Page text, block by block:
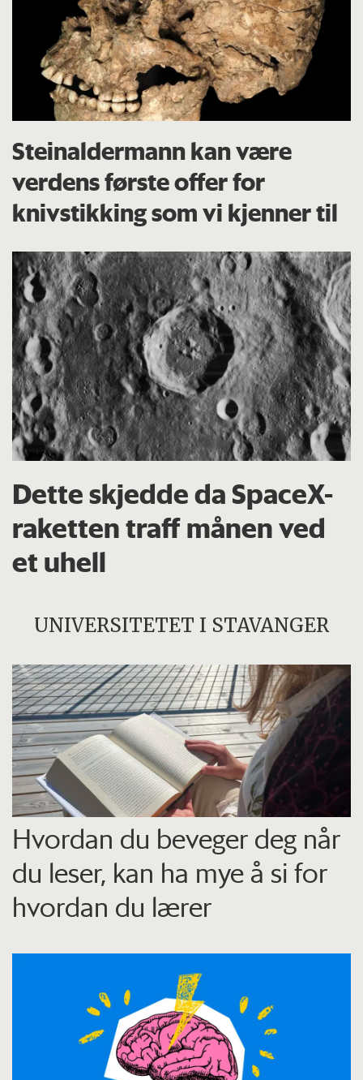
Steinaldermann kan være
verdens første offer for
knivstikking som vi kjenner til
Dette skjedde da SpaceX-
raketten traff månen ved
et uhell
UNIVERSITETET I STAVANGER
Hvordan du beveger deg når
du leser, kan ha mye å si for
hvordan du lærer